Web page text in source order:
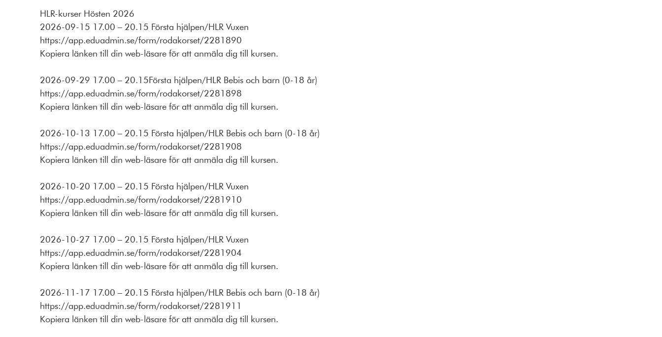
HLR-kurser Hösten 2026
2026-09-15 17.00 – 20.15 Första hjälpen/HLR Vuxen
https://app.eduadmin.se/form/rodakorset/2281890
Kopiera länken till din web-läsare för att anmäla dig till kursen.
2026-09-29 17.00 – 20.15Första hjälpen/HLR Bebis och barn (0-18 år)
https://app.eduadmin.se/form/rodakorset/2281898
Kopiera länken till din web-läsare för att anmäla dig till kursen.
2026-10-13 17.00 – 20.15 Första hjälpen/HLR Bebis och barn (0-18 år)
https://app.eduadmin.se/form/rodakorset/2281908
Kopiera länken till din web-läsare för att anmäla dig till kursen.
2026-10-20 17.00 – 20.15 Första hjälpen/HLR Vuxen
https://app.eduadmin.se/form/rodakorset/2281910
Kopiera länken till din web-läsare för att anmäla dig till kursen.
2026-10-27 17.00 – 20.15 Första hjälpen/HLR Vuxen
https://app.eduadmin.se/form/rodakorset/2281904
Kopiera länken till din web-läsare för att anmäla dig till kursen.
2026-11-17 17.00 – 20.15 Första hjälpen/HLR Bebis och barn (0-18 år)
https://app.eduadmin.se/form/rodakorset/2281911
Kopiera länken till din web-läsare för att anmäla dig till kursen.